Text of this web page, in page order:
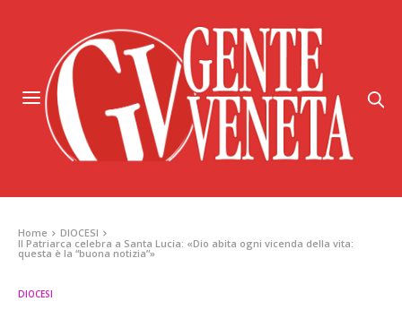
Home
DIOCESI
Il Patriarca celebra a Santa Lucia: «Dio abita ogni vicenda della vita:
questa è la “buona notizia”»
DIOCESI